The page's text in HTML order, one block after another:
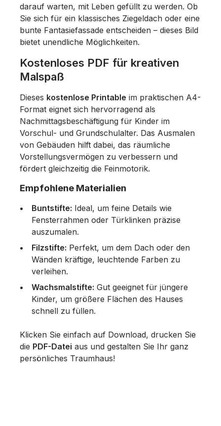
darauf warten, mit Leben gefüllt zu werden. Ob
Sie sich für ein klassisches Ziegeldach oder eine
bunte Fantasiefassade entscheiden – dieses Bild
bietet unendliche Möglichkeiten.
Kostenloses PDF für kreativen
Malspaß
Dieses kostenlose Printable im praktischen A4-
Format eignet sich hervorragend als
Nachmittagsbeschäftigung für Kinder im
Vorschul- und Grundschulalter. Das Ausmalen
von Gebäuden hilft dabei, das räumliche
Vorstellungsvermögen zu verbessern und
fördert gleichzeitig die Feinmotorik.
Empfohlene Materialien
Buntstifte: Ideal, um feine Details wie
Fensterrahmen oder Türklinken präzise
auszumalen.
Filzstifte: Perfekt, um dem Dach oder den
Wänden kräftige, leuchtende Farben zu
verleihen.
Wachsmalstifte: Gut geeignet für jüngere
Kinder, um größere Flächen des Hauses
schnell zu füllen.
Klicken Sie einfach auf Download, drucken Sie
die PDF-Datei aus und gestalten Sie Ihr ganz
persönliches Traumhaus!